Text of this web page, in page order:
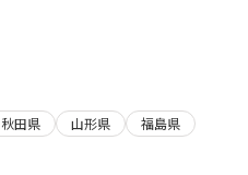
秋田県 山形県
福島県